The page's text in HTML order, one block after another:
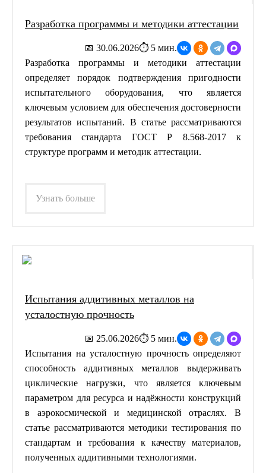
Разработка программы и методики аттестации
📅 30.06.2026⏱ 5 мин.
Разработка программы и методики аттестации
определяет порядок подтверждения пригодности
испытательного оборудования, что является
ключевым условием для обеспечения достоверности
результатов испытаний. В статье рассматриваются
требования стандарта ГОСТ Р 8.568-2017 к
структуре программ и методик аттестации.
Узнать больше
Испытания аддитивных металлов на
усталостную прочность
📅 25.06.2026⏱ 5 мин.
Испытания на усталостную прочность определяют
способность аддитивных металлов выдерживать
циклические нагрузки, что является ключевым
параметром для ресурса и надёжности конструкций
в аэрокосмической и медицинской отраслях. В
статье рассматриваются методики тестирования по
стандартам и требования к качеству материалов,
полученных аддитивными технологиями.